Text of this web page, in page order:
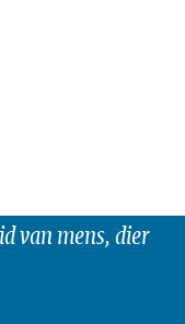
van mens, dier